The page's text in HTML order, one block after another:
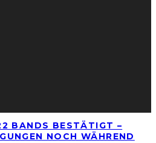
BANDS BESTÄTIGT –
NOCH WÄHREND